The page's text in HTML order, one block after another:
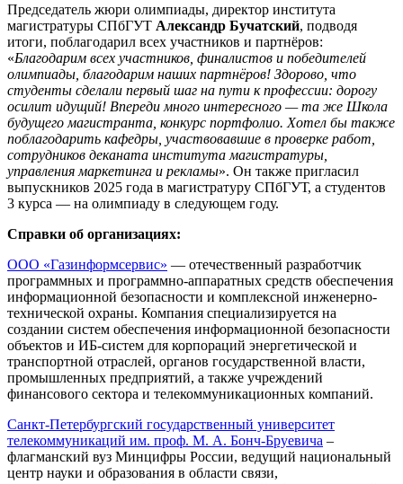
Председатель жюри олимпиады, директор института
магистратуры СПбГУТ Александр Бучатский, подводя
итоги, поблагодарил всех участников и партнёров:
«Благодарим всех участников, финалистов и победителей
олимпиады, благодарим наших партнёров! Здорово, что
студенты сделали первый шаг на пути к профессии: дорогу
осилит идущий! Впереди много интересного — та же Школа
будущего магистранта, конкурс портфолио. Хотел бы также
поблагодарить кафедры, участвовавшие в проверке работ,
сотрудников деканата института магистратуры,
управления маркетинга и рекламы». Он также пригласил
выпускников 2025 года в магистратуру СПбГУТ, а студентов
3 курса — на олимпиаду в следующем году.
Справки об организациях:
ООО «Газинформсервис» — отечественный разработчик
программных и программно-аппаратных средств обеспечения
информационной безопасности и комплексной инженерно-
технической охраны. Компания специализируется на
создании систем обеспечения информационной безопасности
объектов и ИБ-систем для корпораций энергетической и
транспортной отраслей, органов государственной власти,
промышленных предприятий, а также учреждений
финансового сектора и телекоммуникационных компаний.
Санкт-Петербургский государственный университет
телекоммуникаций им. проф. М. А. Бонч-Бруевича –
флагманский вуз Минцифры России, ведущий национальный
центр науки и образования в области связи,